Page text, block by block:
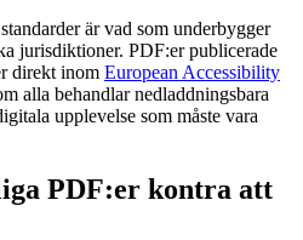
är vad som underbygger
jurisdiktioner. PDF:er publicerade
direkt inom European Accessibility
alla behandlar nedladdningsbara
upplevelse som måste vara
PDF:er kontra att